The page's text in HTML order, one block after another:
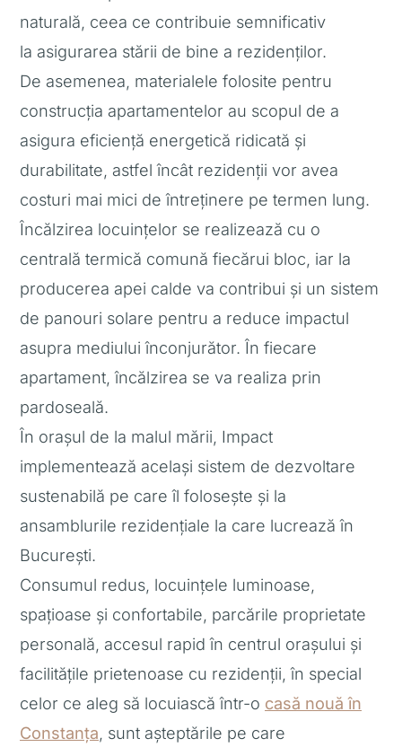
naturală, ceea ce contribuie semnificativ
la asigurarea stării de bine a rezidenților.
De asemenea, materialele folosite pentru
construcția apartamentelor au scopul de a
asigura eficiență energetică ridicată și
durabilitate, astfel încât rezidenții vor avea
costuri mai mici de întreținere pe termen lung.
Încălzirea locuințelor se realizează cu o
centrală termică comună fiecărui bloc, iar la
producerea apei calde va contribui și un sistem
de panouri solare pentru a reduce impactul
asupra mediului înconjurător. În fiecare
apartament, încălzirea se va realiza prin
pardoseală.
În orașul de la malul mării, Impact
implementează același sistem de dezvoltare
sustenabilă pe care îl folosește și la
ansamblurile rezidențiale la care lucrează în
București.
Consumul redus, locuințele luminoase,
spațioase și confortabile, parcările proprietate
personală, accesul rapid în centrul orașului și
facilitățile prietenoase cu rezidenții, în special
celor ce aleg să locuiască într-o casă nouă în
Constanța, sunt așteptările pe care